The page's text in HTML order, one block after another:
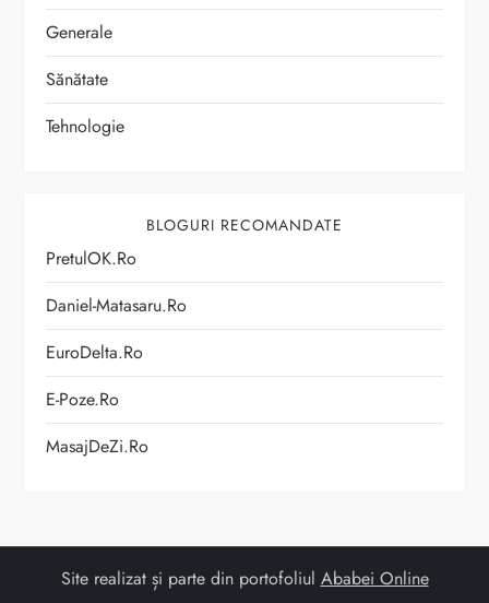
Generale
Sănătate
Tehnologie
BLOGURI RECOMANDATE
PretulOK.ro
Daniel-Matasaru.ro
EuroDelta.ro
E-Poze.ro
MasajDeZi.ro
Site realizat și parte din portofoliul Ababei Online